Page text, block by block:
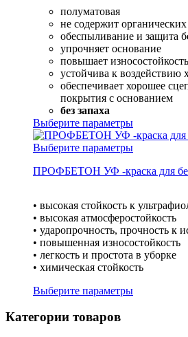
полуматовая
не содержит органических
обеспыливание и защита
упрочняет основание
повышает
устойчива к воздействию
обеспечивает хорошее
покрытия с основанием
без запаха
Выберите параметры
Выберите параметры
ПРОФБЕТОН УФ -краска для
• высокая стойкость к
• высокая атмосферостойкость
• ударопрочность, прочность к
• повышенная износостойкость
• легкость и простота в уборке
• химическая стойкость
Выберите параметры
Категории товаров